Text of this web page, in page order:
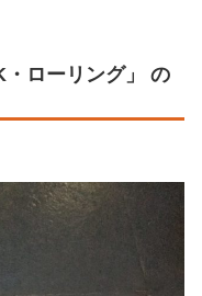
ローリング」 の